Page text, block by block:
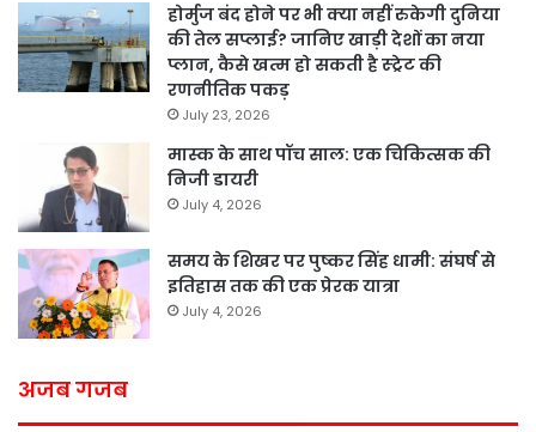
होर्मुज बंद होने पर भी क्या नहीं रुकेगी दुनिया
की तेल सप्लाई? जानिए खाड़ी देशों का नया
प्लान, कैसे खत्म हो सकती है स्ट्रेट की
रणनीतिक पकड़
July 23, 2026
मास्क के साथ पॉच साल: एक चिकित्सक की
निजी डायरी
July 4, 2026
समय के शिखर पर पुष्कर सिंह धामी: संघर्ष से
इतिहास तक की एक प्रेरक यात्रा
July 4, 2026
अजब गजब